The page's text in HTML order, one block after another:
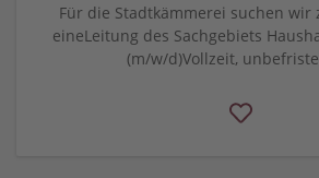
Für die Stadtkämmerei suchen wir
eineLeitung des Sachgebiets
(m/w/d)Vollzeit,